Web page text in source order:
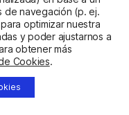
código E08737002
Política de Cookies
de navegación (p. ej.
optimizar nuestra
y poder ajustarnos a
obtener más
Cookies.